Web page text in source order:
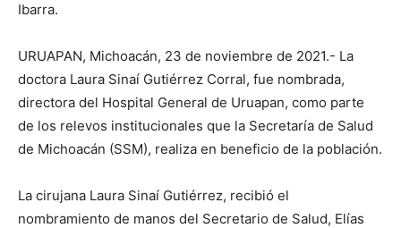
Ibarra.
URUAPAN, Michoacán, 23 de noviembre de 2021.- La
doctora Laura Sinaí Gutiérrez Corral, fue nombrada,
directora del Hospital General de Uruapan, como parte
de los relevos institucionales que la Secretaría de Salud
de Michoacán (SSM), realiza en beneficio de la población.
La cirujana Laura Sinaí Gutiérrez, recibió el
nombramiento de manos del Secretario de Salud, Elías